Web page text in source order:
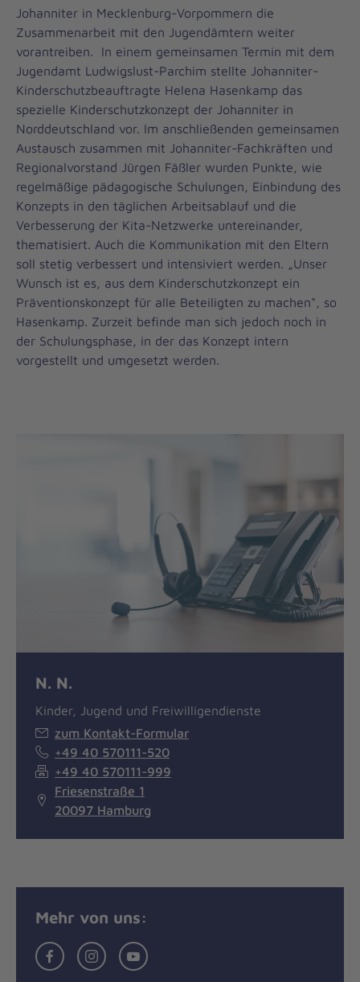
Johanniter in Mecklenburg-Vorpommern die
Zusammenarbeit mit den Jugendämtern weiter
vorantreiben. In einem gemeinsamen Termin mit dem
Jugendamt Ludwigslust-Parchim stellte Johanniter-
Kinderschutzbeauftragte Helena Hasenkamp das
spezielle Kinderschutzkonzept der Johanniter in
Norddeutschland vor. Im anschließenden gemeinsamen
Austausch zusammen mit Johanniter-Fachkräften und
Regionalvorstand Jürgen Fäßler wurden Punkte, wie
regelmäßige pädagogische Schulungen, Einbindung des
Konzepts in den täglichen Arbeitsablauf und die
Verbesserung der Kita-Netzwerke untereinander,
thematisiert. Auch die Kommunikation mit den Eltern
soll stetig verbessert und intensiviert werden. „Unser
Wunsch ist es, aus dem Kinderschutzkonzept ein
Präventionskonzept für alle Beteiligten zu machen", so
Hasenkamp. Zurzeit befinde man sich jedoch noch in
der Schulungsphase, in der das Konzept intern
vorgestellt und umgesetzt werden.
N. N.
Kinder, Jugend und Freiwilligendienste
zum Kontakt-Formular
+49 40 570111-520
+49 40 570111-999
Friesenstraße 1
20097 Hamburg
Mehr von uns:
FacebookInstagramYouTube